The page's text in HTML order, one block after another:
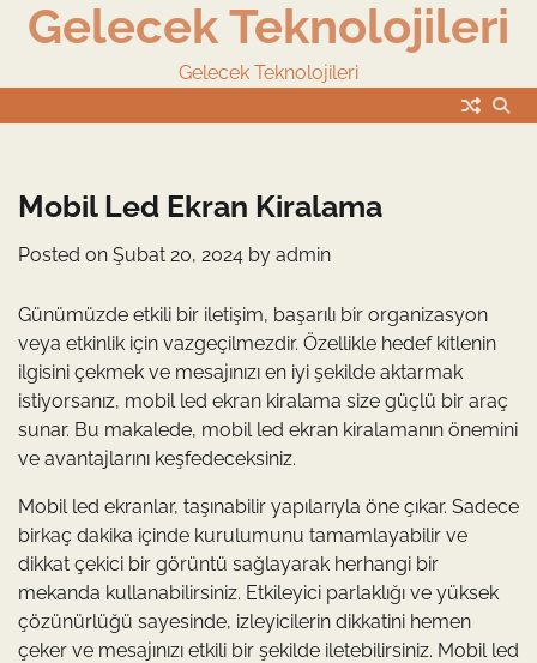
SkipGelecek Teknolojileri
Gelecek Teknolojileri
Mobil Led Ekran Kiralama
Posted on Şubat 20, 2024 by admin
Günümüzde etkili bir iletişim, başarılı bir organizasyon
veya etkinlik için vazgeçilmezdir. Özellikle hedef kitlenin
ilgisini çekmek ve mesajınızı en iyi şekilde aktarmak
istiyorsanız, mobil led ekran kiralama size güçlü bir araç
sunar. Bu makalede, mobil led ekran kiralamanın önemini
ve avantajlarını keşfedeceksiniz.
Mobil led ekranlar, taşınabilir yapılarıyla öne çıkar. Sadece
birkaç dakika içinde kurulumunu tamamlayabilir ve
dikkat çekici bir görüntü sağlayarak herhangi bir
mekanda kullanabilirsiniz. Etkileyici parlaklığı ve yüksek
çözünürlüğü sayesinde, izleyicilerin dikkatini hemen
çeker ve mesajınızı etkili bir şekilde iletebilirsiniz. Mobil led